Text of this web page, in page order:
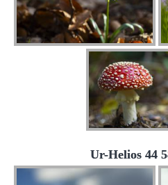
Ur-Helios 44